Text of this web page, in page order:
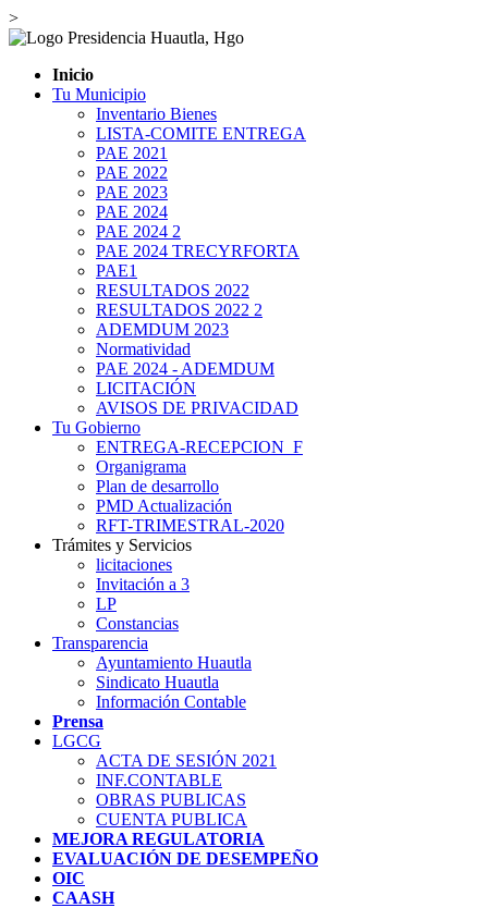
>
Inicio
Tu Municipio
Inventario Bienes
LISTA-COMITE ENTREGA
PAE 2021
PAE 2022
PAE 2023
PAE 2024
PAE 2024 2
PAE 2024 TRECYRFORTA
PAE1
RESULTADOS 2022
RESULTADOS 2022 2
ADEMDUM 2023
Normatividad
PAE 2024 - ADEMDUM
LICITACIÓN
AVISOS DE PRIVACIDAD
Tu Gobierno
ENTREGA-RECEPCION_F
Organigrama
Plan de desarrollo
PMD Actualización
RFT-TRIMESTRAL-2020
Trámites y Servicios
licitaciones
Invitación a 3
LP
Constancias
Transparencia
Ayuntamiento Huautla
Sindicato Huautla
Información Contable
Prensa
LGCG
ACTA DE SESIÓN 2021
INF.CONTABLE
OBRAS PUBLICAS
CUENTA PUBLICA
MEJORA REGULATORIA
EVALUACIÓN DE DESEMPEÑO
OIC
CAASH